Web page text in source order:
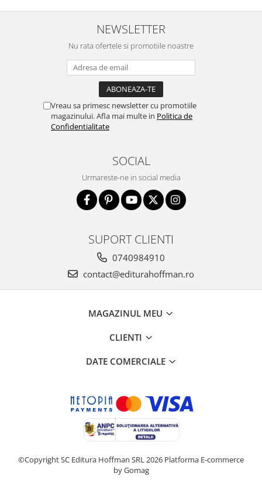
NEWSLETTER
Nu rata ofertele si promotiile noastre
Vreau sa primesc newsletter cu promotiile
magazinului. Afla mai multe in Politica de
Confidentialitate
SOCIAL
Urmareste-ne in social media
SUPORT CLIENTI
0740984910
contact@editurahoffman.ro
MAGAZINUL MEU
CLIENTI
DATE COMERCIALE
©Copyright SC Editura Hoffman SRL 2026 Platforma E-commerce
by Gomag